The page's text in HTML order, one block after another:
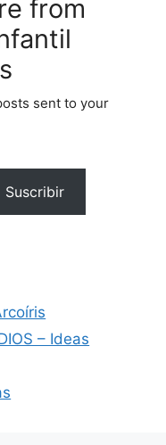
from
sent to your
Suscribir
– Ideas